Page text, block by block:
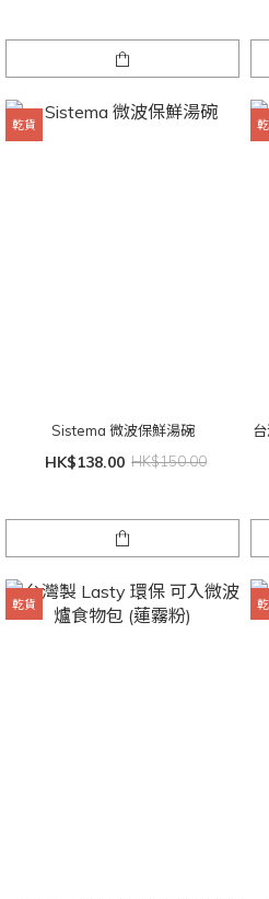
乾貨
Sistema 微波保鮮湯碗
HK$138.00 HK$150.00
乾貨